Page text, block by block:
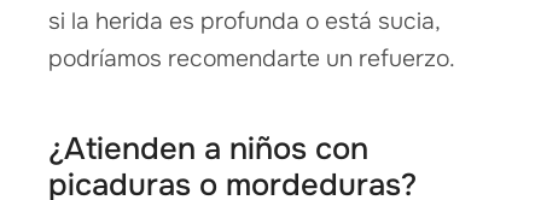
si la herida es profunda o está sucia,
podríamos recomendarte un refuerzo.
¿Atienden a niños con
picaduras o mordeduras?